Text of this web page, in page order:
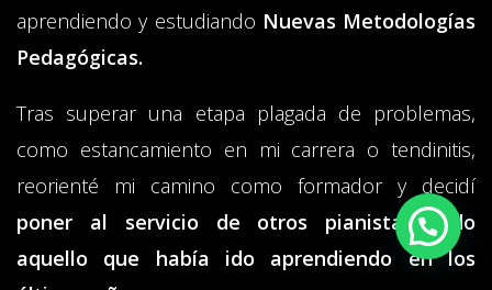
aprendiendo y estudiando Nuevas Metodologías
Pedagógicas.
Tras superar una etapa plagada de problemas,
como estancamiento en mi carrera o tendinitis,
reorienté mi camino como formador y decidí
poner al servicio de otros pianistas todo
aquello que había ido aprendiendo en los